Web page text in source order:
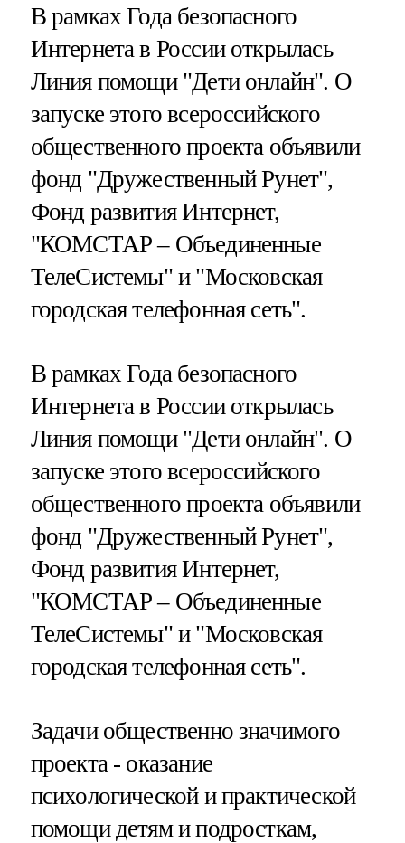
В рамках Года безопасного
Интернета в России открылась
Линия помощи "Дети онлайн". О
запуске этого всероссийского
общественного проекта объявили
фонд "Дружественный Рунет",
Фонд развития Интернет,
"КОМСТАР – Объединенные
ТелеСистемы" и "Московская
городская телефонная сеть".
В рамках Года безопасного
Интернета в России открылась
Линия помощи "Дети онлайн". О
запуске этого всероссийского
общественного проекта объявили
фонд "Дружественный Рунет",
Фонд развития Интернет,
"КОМСТАР – Объединенные
ТелеСистемы" и "Московская
городская телефонная сеть".
Задачи общественно значимого
проекта - оказание
психологической и практической
помощи детям и подросткам,